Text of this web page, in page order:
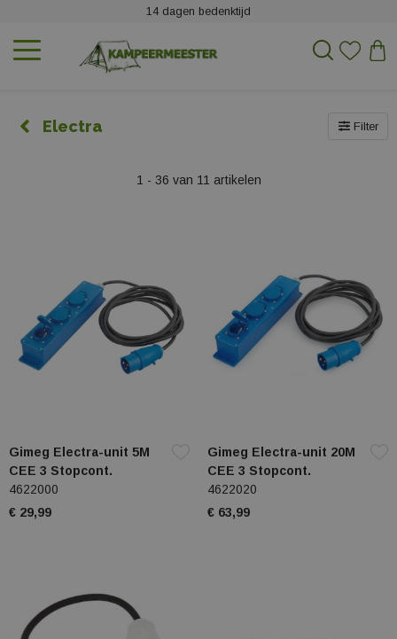
14 dagen bedenktijd
Electra Filter
1 - 36 van 11 artikelen
Gimeg Electra-unit 5M
CEE 3 Stopcont.
4622000
€ 29,99
Gimeg Electra-unit 20M
CEE 3 Stopcont.
4622020
€ 63,99